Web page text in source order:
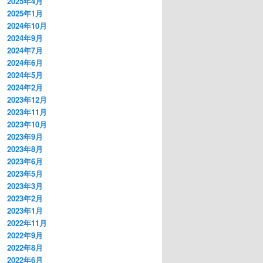
2025年1月
2024年10月
2024年9月
2024年7月
2024年6月
2024年5月
2024年2月
2023年12月
2023年11月
2023年10月
2023年9月
2023年8月
2023年6月
2023年5月
2023年3月
2023年2月
2023年1月
2022年11月
2022年9月
2022年8月
2022年6月